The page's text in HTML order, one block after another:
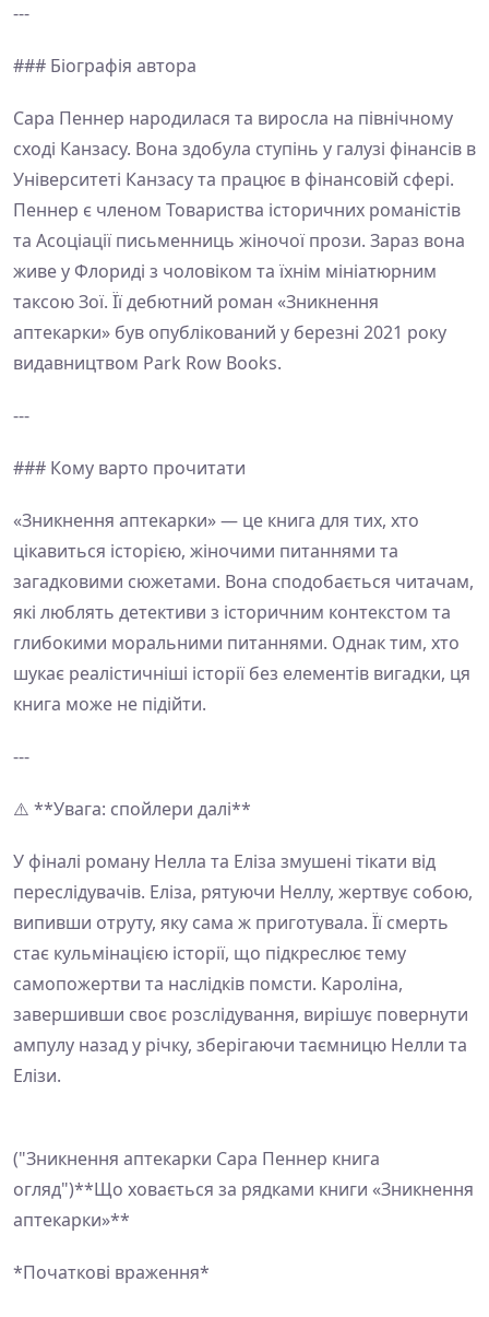
---
### Біографія автора
Сара Пеннер народилася та виросла на північному
сході Канзасу. Вона здобула ступінь у галузі фінансів в
Університеті Канзасу та працює в фінансовій сфері.
Пеннер є членом Товариства історичних романістів
та Асоціації письменниць жіночої прози. Зараз вона
живе у Флориді з чоловіком та їхнім мініатюрним
таксою Зої. Її дебютний роман «Зникнення
аптекарки» був опублікований у березні 2021 року
видавництвом Park Row Books.
---
### Кому варто прочитати
«Зникнення аптекарки» — це книга для тих, хто
цікавиться історією, жіночими питаннями та
загадковими сюжетами. Вона сподобається читачам,
які люблять детективи з історичним контекстом та
глибокими моральними питаннями. Однак тим, хто
шукає реалістичніші історії без елементів вигадки, ця
книга може не підійти.
---
⚠️ **Увага: спойлери далі**
У фіналі роману Нелла та Еліза змушені тікати від
переслідувачів. Еліза, рятуючи Неллу, жертвує собою,
випивши отруту, яку сама ж приготувала. Її смерть
стає кульмінацією історії, що підкреслює тему
самопожертви та наслідків помсти. Кароліна,
завершивши своє розслідування, вирішує повернути
ампулу назад у річку, зберігаючи таємницю Нелли та
Елізи.
("Зникнення аптекарки Сара Пеннер книга
огляд")**Що ховається за рядками книги «Зникнення
аптекарки»**
*Початкові враження*